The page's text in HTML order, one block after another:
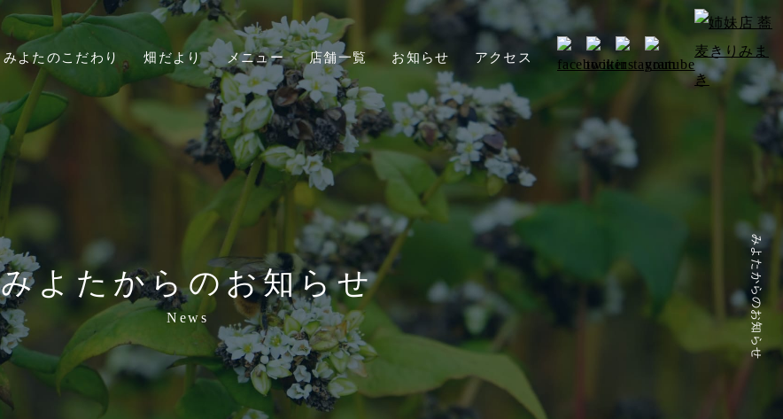
みよたのこだわり 畑だより メニュー 店舗一覧 お知らせ アクセス
みよたからのお知らせ
みよたからのお知らせ
News